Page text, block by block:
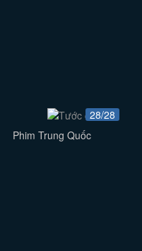
28/28
Phim Trung Quốc